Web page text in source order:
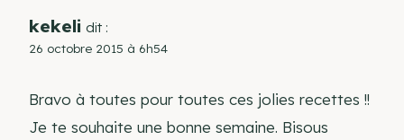
kekeli dit :
26 octobre 2015 à 6h54
Bravo à toutes pour toutes ces jolies recettes !!
Je te souhaite une bonne semaine. Bisous